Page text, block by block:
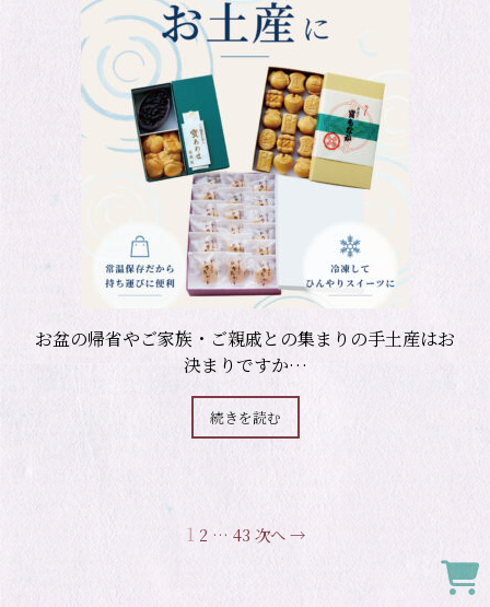
お盆の帰省やご家族・ご親戚との集まりの手土産はお
決まりですか…
続きを読む
1 2 … 43 次へ →